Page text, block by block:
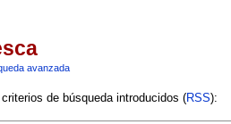
avanzada
de búsqueda introducidos (RSS):